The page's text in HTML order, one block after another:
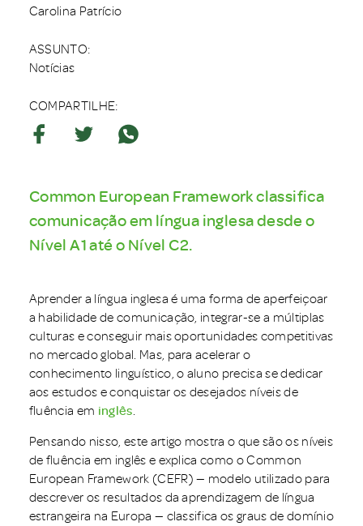
Carolina Patrício
ASSUNTO:
Notícias
COMPARTILHE:
Common European Framework classifica
comunicação em língua inglesa desde o
Nível A1 até o Nível C2.
Aprender a língua inglesa é uma forma de aperfeiçoar
a habilidade de comunicação, integrar-se a múltiplas
culturas e conseguir mais oportunidades competitivas
no mercado global. Mas, para acelerar o
conhecimento linguístico, o aluno precisa se dedicar
aos estudos e conquistar os desejados níveis de
fluência em inglês
Pensando nisso, este artigo mostra o que são os níveis
de fluência em inglês e explica como o Common
European Framework (CEFR) — modelo utilizado para
descrever os resultados da aprendizagem de língua
estrangeira na Europa — classifica os graus de domínio